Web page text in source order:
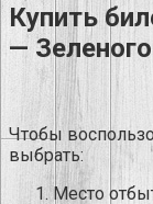
Купить
—
Чтобы
выбрать:
Место